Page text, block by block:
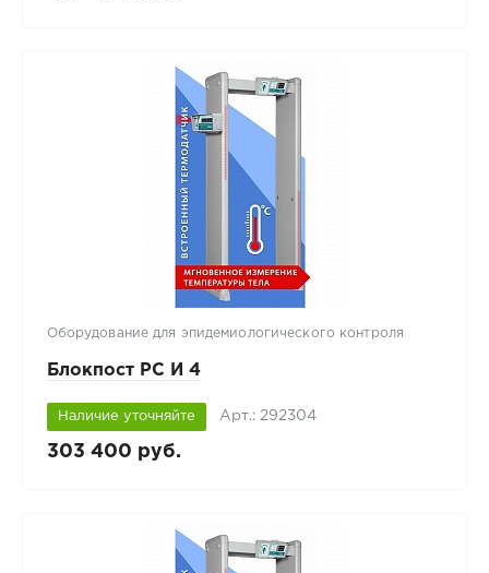
Оборудование для эпидемиологического контроля
Блокпост РС И 4
Наличие уточняйте Арт.: 292304
303 400 руб.